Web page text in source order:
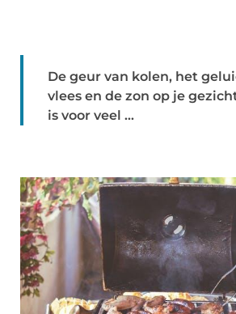
De geur van kolen, het
vlees en de zon op je
is voor veel ...